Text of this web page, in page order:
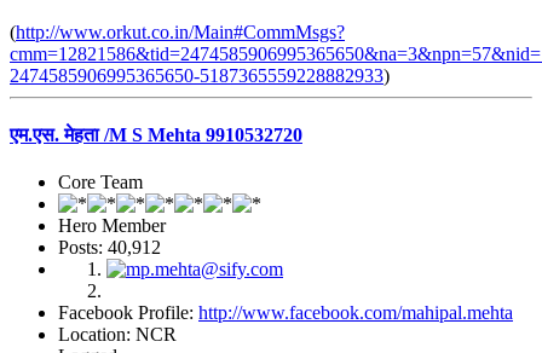
(http://www.orkut.co.in/Main#CommMsgs?
2474585906995365650-5187365559228882933)
एम.एस. मेहता /M S Mehta 9910532720
Core Team
Hero Member
Posts: 40,912
Facebook Profile: http://www.facebook.com/mahipal.mehta
Location: NCR